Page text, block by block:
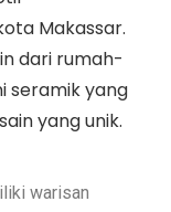
Makassar.
dari rumah-
seramik yang
yang unik.
warisan